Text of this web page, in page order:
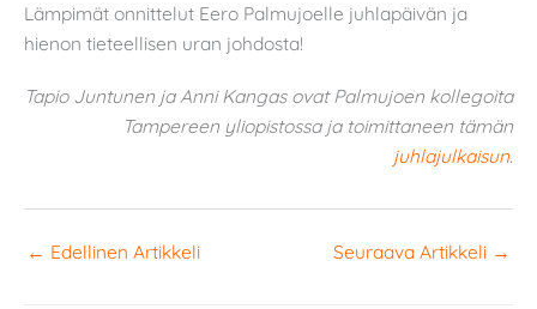
Lämpimät onnittelut Eero Palmujoelle juhlapäivän ja
hienon tieteellisen uran johdosta!
Tapio Juntunen ja Anni Kangas ovat Palmujoen kollegoita
Tampereen yliopistossa ja toimittaneen tämän
juhlajulkaisun.
← Edellinen Artikkeli Seuraava Artikkeli →